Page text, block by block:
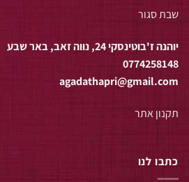
שבת סגור
יוהנה ז'בוטינסקי 24, נווה זאב, באר שבע
0774258148
agadathapri@gmail.com
תקנון אתר
כתבו לנו